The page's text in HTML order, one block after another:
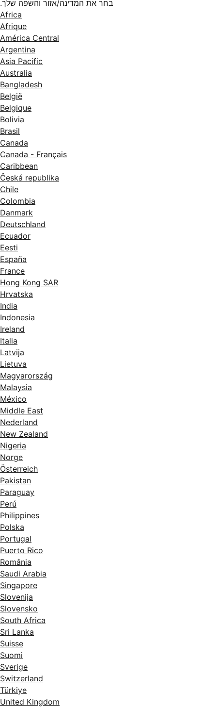
בחר את המדינה/אזור והשפה שלך.
Africa
Afrique
América Central
Argentina
Asia Pacific
Australia
Bangladesh
België
Belgique
Bolivia
Brasil
Canada
Canada - Français
Caribbean
Česká republika
Chile
Colombia
Danmark
Deutschland
Ecuador
Eesti
España
France
Hong Kong SAR
Hrvatska
India
Indonesia
Ireland
Italia
Latvija
Lietuva
Magyarország
Malaysia
México
Middle East
Nederland
New Zealand
Nigeria
Norge
Österreich
Pakistan
Paraguay
Perú
Philippines
Polska
Portugal
Puerto Rico
România
Saudi Arabia
Singapore
Slovenija
Slovensko
South Africa
Sri Lanka
Suisse
Suomi
Sverige
Switzerland
Türkiye
United Kingdom